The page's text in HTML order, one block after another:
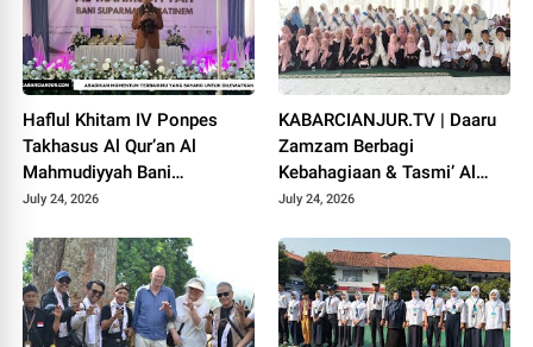
Haflul Khitam IV Ponpes
Takhasus Al Qur’an Al
Mahmudiyyah Bani
Suparman Assatinem
July 24, 2026
KABARCIANJUR.TV | Daaru
Zamzam Berbagi
Kebahagiaan & Tasmi’ Al
Qur’an Sambut Muharram
July 24, 2026